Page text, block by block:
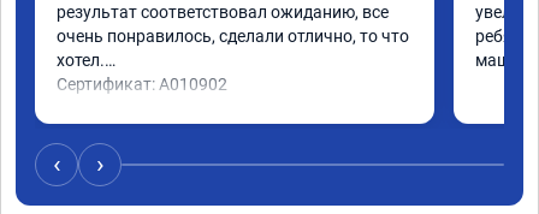
результат соответствовал ожиданию, все
очень понравилось, сделали отлично, то что
хотел.
Сертификат: A010902
ребята
машина
‹ ›